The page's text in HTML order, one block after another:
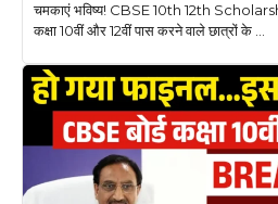
चमकाएं भविष्य! CBSE 10th 12th
कक्षा 10वीं और 12वीं पास करने वाले छात्रों के ...